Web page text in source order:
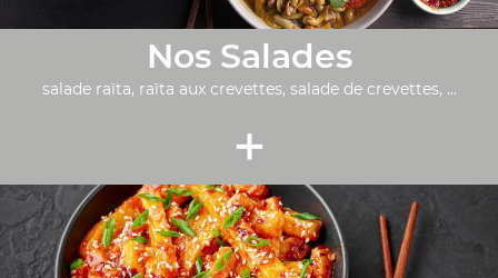
Nos Salades
salade raïta, raïta aux crevettes, salade de crevettes, ...
+